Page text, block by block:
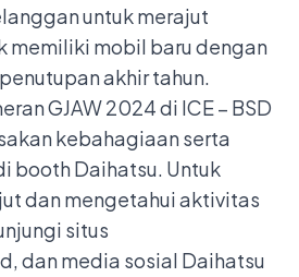
untuk merajut
memiliki mobil baru dengan
akhir tahun.
GJAW 2024 di ICE – BSD
kebahagiaan serta
booth Daihatsu. Untuk
dan mengetahui aktivitas
situs
, dan media sosial Daihatsu